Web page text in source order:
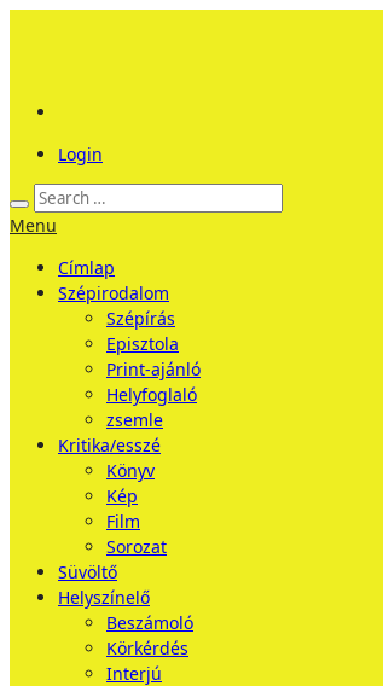
Login
Menu
Címlap
Szépirodalom
Szépírás
Episztola
Print-ajánló
Helyfoglaló
zsemle
Kritika/esszé
Könyv
Kép
Film
Sorozat
Süvöltő
Helyszínelő
Beszámoló
Körkérdés
Interjú